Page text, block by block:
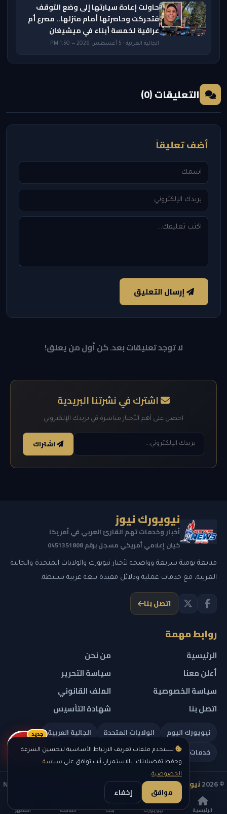
الرئيسية نيويورك بحث القائمة المظهر
نستخدم ملفات تعريف الارتباط الأساسية لتحسين السرعة
وحفظ تفضيلاتك. بالاستمرار، أنت توافق على سياسة
الخصوصية.
موافق إخفاء
حاولت إعادة سيارتها إلى وضع التوقف
فتحركت وحاصرتها أمام منزلها.. مصرع أم
عراقية لخمسة أبناء في ميشيغان
الجالية العربية · 5 أغسطس 2026 — 1:50 PM
التعليقات (0)
أضف تعليقاً
إرسال التعليق
لا توجد تعليقات بعد. كن أول من يعلق!
اشترك في نشرتنا البريدية
احصل على أهم الأخبار مباشرة في بريدك الإلكتروني
اشتراك
نيويورك نيوز
أخبار وخدمات تهم القارئ العربي في أمريكا
كيان إعلامي أمريكي مسجل برقم 0451351808
متابعة يومية سريعة وواضحة لأخبار نيويورك والولايات المتحدة والجالية
العربية، مع خدمات عملية ودلائل مفيدة بلغة عربية بسيطة.
اتصل بنا
روابط مهمة
الرئيسية
من نحن
أعلن معنا
سياسة التحرير
سياسة الخصوصية
الملف القانوني
اتصل بنا
شهادة التأسيس
نيويورك اليوم الولايات المتحدة
الجالية العربية
خدمات تهمك
© 2026 نيويورك نيوز
— جميع الحقوق محفوظة — NEW YORK NEWS
IN ARABIC LLC — رقم التسجيل 0451351808
ريلز
جديد